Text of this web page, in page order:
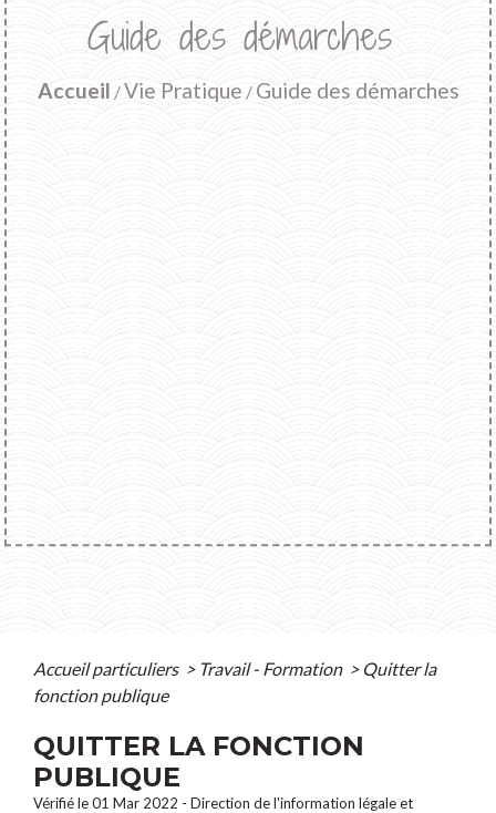
Guide des démarches
Accueil /Vie Pratique / Guide des démarches
Accueil particuliers > Travail - Formation > Quitter la
fonction publique
QUITTER LA FONCTION
PUBLIQUE
Vérifié le 01 Mar 2022 - Direction de l'information légale et